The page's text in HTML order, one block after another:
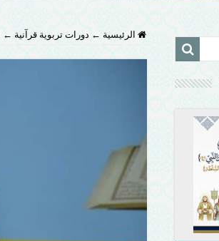
الرئيسية ← دورات تربوية قرآنية ←